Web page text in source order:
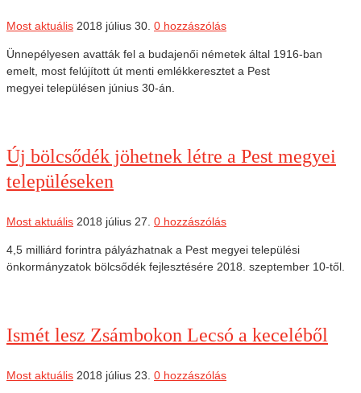
Most aktuális 2018 július 30. 0 hozzászólás
Ünnepélyesen avatták fel a budajenői németek által 1916-ban
emelt, most felújított út menti emlékkeresztet a Pest
megyei településen június 30-án.
Új bölcsődék jöhetnek létre a Pest megyei
településeken
Most aktuális 2018 július 27. 0 hozzászólás
4,5 milliárd forintra pályázhatnak a Pest megyei települési
önkormányzatok bölcsődék fejlesztésére 2018. szeptember 10-től.
Ismét lesz Zsámbokon Lecsó a keceléből
Most aktuális 2018 július 23. 0 hozzászólás